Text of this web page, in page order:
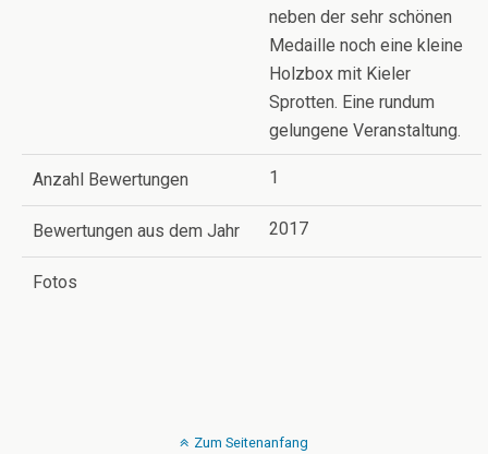
neben der sehr schönen
Medaille noch eine kleine
Holzbox mit Kieler
Sprotten. Eine rundum
gelungene Veranstaltung.
Anzahl Bewertungen 1
Bewertungen aus dem Jahr 2017
Fotos
Zum Seitenanfang